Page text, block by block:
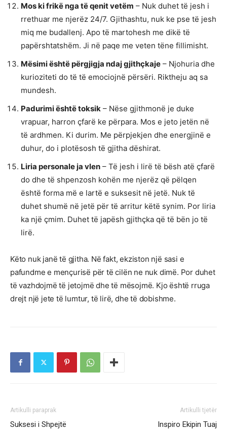
Mos ki frikë nga të qenit vetëm – Nuk duhet të jesh i
rrethuar me njerëz 24/7. Gjithashtu, nuk ke pse të jesh
miq me budallenj. Apo të martohesh me dikë të
papërshtatshëm. Ji në paqe me veten tëne fillimisht.
Mësimi është përgjigja ndaj gjithçkaje – Njohuria dhe
kurioziteti do të të emociojnë përsëri. Riktheju aq sa
mundesh.
Padurimi është toksik – Nëse gjithmonë je duke
vrapuar, harron çfarë ke përpara. Mos e jeto jetën në
të ardhmen. Ki durim. Me përpjekjen dhe energjinë e
duhur, do i plotësosh të gjitha dëshirat.
Liria personale ja vlen – Të jesh i lirë të bësh atë çfarë
do dhe të shpenzosh kohën me njerëz që pëlqen
është forma më e lartë e suksesit në jetë. Nuk të
duhet shumë në jetë për të arritur këtë synim. Por liria
ka një çmim. Duhet të japësh gjithçka që të bën jo të
lirë.
Këto nuk janë të gjitha. Në fakt, ekziston një sasi e
pafundme e mençurisë për të cilën ne nuk dimë. Por duhet
të vazhdojmë të jetojmë dhe të mësojmë. Kjo është rruga
drejt një jete të lumtur, të lirë, dhe të dobishme.
Artikulli paraprak
Suksesi i Shpejtë
Artikulli tjetër
Inspiro Ekipin Tuaj